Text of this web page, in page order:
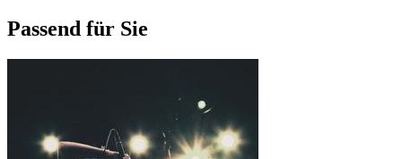
Passend für Sie